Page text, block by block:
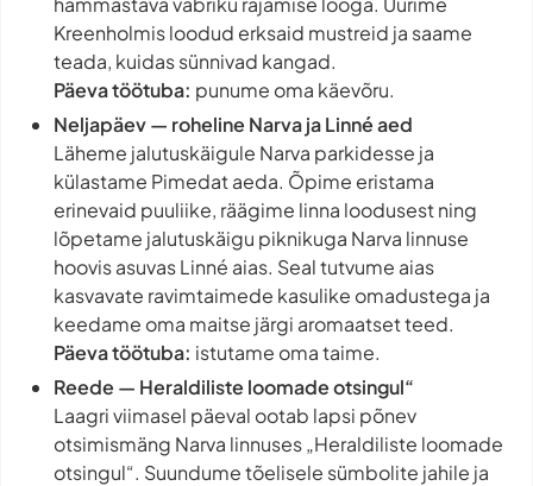
Kreenholmis loodud erksaid mustreid ja saame
teada, kuidas sünnivad kangad.
Päeva töötuba: punume oma käevõru.
Neljapäev — roheline Narva ja Linné aed
Läheme jalutuskäigule Narva parkidesse ja
külastame Pimedat aeda. Õpime eristama
erinevaid puuliike, räägime linna loodusest ning
lõpetame jalutuskäigu piknikuga Narva linnuse
hoovis asuvas Linné aias. Seal tutvume aias
kasvavate ravimtaimede kasulike omadustega ja
keedame oma maitse järgi aromaatset teed.
Päeva töötuba: istutame oma taime.
Reede — Heraldiliste loomade otsingul“
Laagri viimasel päeval ootab lapsi põnev
otsimismäng Narva linnuses „Heraldiliste loomade
otsingul“. Suundume tõelisele sümbolite jahile ja